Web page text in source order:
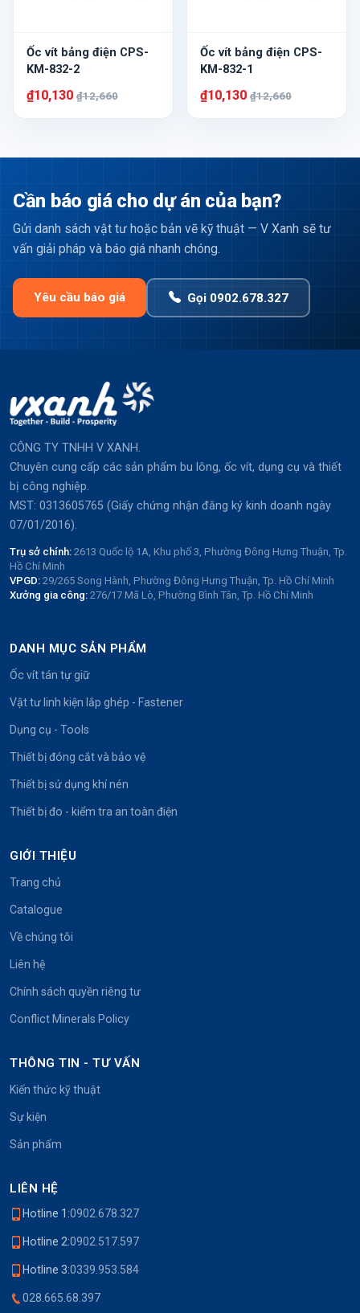
Ốc vít bảng điện CPS-
KM-832-2
₫10,130 ₫12,660
Ốc vít bảng điện CPS-
KM-832-1
₫10,130 ₫12,660
Cần báo giá cho dự án của bạn?
Gửi danh sách vật tư hoặc bản vẽ kỹ thuật — V Xanh sẽ tư
vấn giải pháp và báo giá nhanh chóng.
Yêu cầu báo giá Gọi 0902.678.327
CÔNG TY TNHH V XANH.
Chuyên cung cấp các sản phẩm bu lông, ốc vít, dụng cụ và thiết
bị công nghiệp.
MST: 0313605765 (Giấy chứng nhận đăng ký kinh doanh ngày
07/01/2016).
Trụ sở chính: 2613 Quốc lộ 1A, Khu phố 3, Phường Đông Hưng Thuận, Tp.
Hồ Chí Minh
VPGD: 29/265 Song Hành, Phường Đông Hưng Thuận, Tp. Hồ Chí Minh
Xưởng gia công: 276/17 Mã Lò, Phường Bình Tân, Tp. Hồ Chí Minh
DANH MỤC SẢN PHẨM
Ốc vít tán tự giữ
Vật tư linh kiện lắp ghép - Fastener
Dụng cụ - Tools
Thiết bị đóng cắt và bảo vệ
Thiết bị sử dụng khí nén
Thiết bị đo - kiểm tra an toàn điện
GIỚI THIỆU
Trang chủ
Catalogue
Về chúng tôi
Liên hệ
Chính sách quyền riêng tư
Conflict Minerals Policy
THÔNG TIN - TƯ VẤN
Kiến thức kỹ thuật
Sự kiện
Sản phẩm
LIÊN HỆ
Hotline 1:0902.678.327
Hotline 2:0902.517.597
Hotline 3:0339.953.584
028.665.68.397